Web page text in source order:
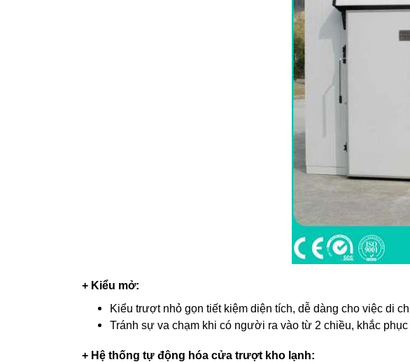
+ Kiểu mở:
Kiểu trượt nhỏ gọn tiết kiệm diện tích, dễ dàng cho việc di
Tránh sự va chạm khi có người ra vào từ 2 chiều, khắc
+ Hệ thống tự động hóa cửa trượt kho lạnh: